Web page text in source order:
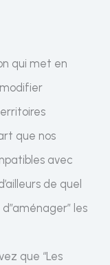
qui met en
que nos
avec
de quel
les
que “Les